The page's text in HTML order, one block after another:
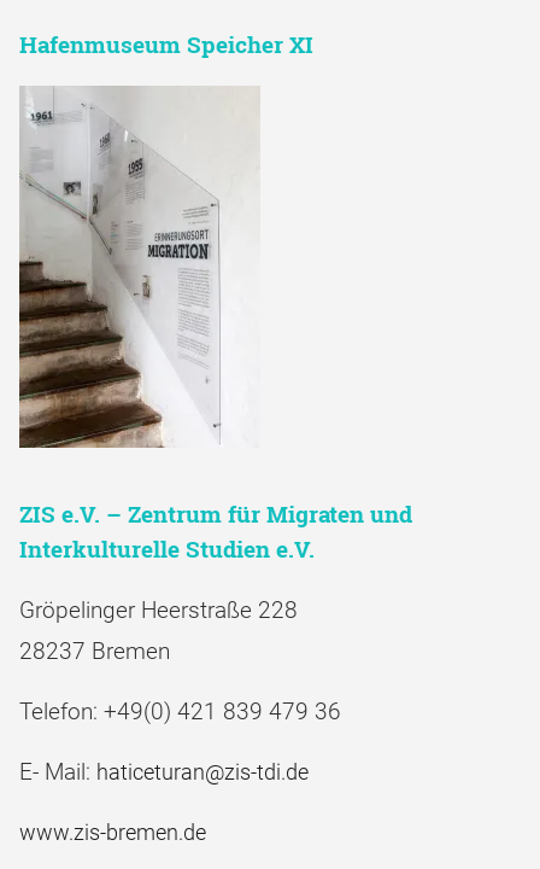
Hafenmuseum Speicher XI
ZIS e.V. – Zentrum für Migraten und
Interkulturelle Studien e.V.
Gröpelinger Heerstraße 228
28237 Bremen
Telefon: +49(0) 421 839 479 36
E- Mail: haticeturan@zis-tdi.de
www.zis-bremen.de